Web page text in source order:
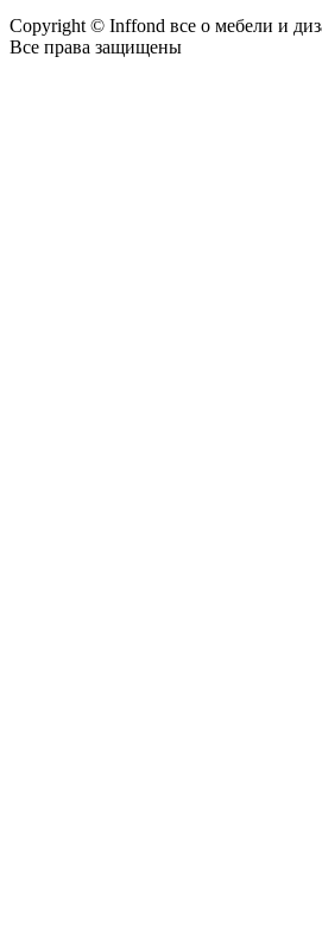
Copyright © Inffond все о мебели и
Все права защищены